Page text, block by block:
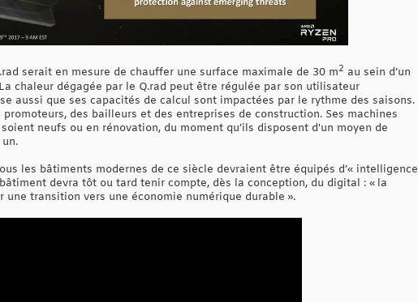
serait en mesure de chauffer une surface maximale de 30 m2 au sein d’un
chaleur dégagée par le Q.rad peut être régulée par son utilisateur
aussi que ses capacités de calcul sont impactées par le rythme des saisons.
des bailleurs et des entreprises de construction. Ses machines
neufs ou en rénovation, du moment qu’ils disposent d'un moyen de
les bâtiments modernes de ce siècle devraient être équipés d’« intelligence
devra tôt ou tard tenir compte, dès la conception, du digital : « la
transition vers une économie numérique durable ».